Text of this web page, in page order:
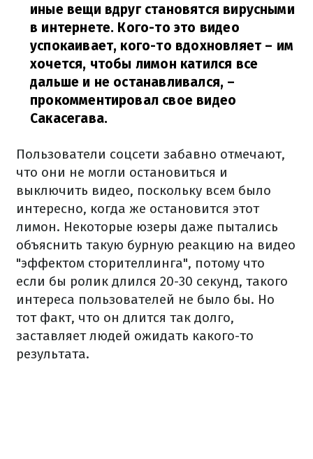
иные вещи вдруг становятся вирусными
в интернете. Кого-то это видео
успокаивает, кого-то вдохновляет – им
хочется, чтобы лимон катился все
дальше и не останавливался, –
прокомментировал свое видео
Сакасегава.
Пользователи соцсети забавно отмечают,
что они не могли остановиться и
выключить видео, поскольку всем было
интересно, когда же остановится этот
лимон. Некоторые юзеры даже пытались
объяснить такую бурную реакцию на видео
"эффектом сторителлинга", потому что
если бы ролик длился 20-30 секунд, такого
интереса пользователей не было бы. Но
тот факт, что он длится так долго,
заставляет людей ожидать какого-то
результата.